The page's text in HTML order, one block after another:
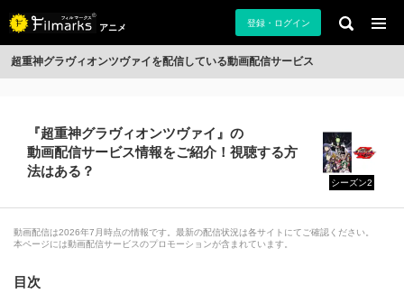
アニメ 登録・ログイン
超重神グラヴィオンツヴァイを配信している動画配信サービス
『超重神グラヴィオンツヴァイ』の
動画配信サービス情報をご紹介！視聴する方
法はある？
シーズン2
動画配信は2026年7月時点の情報です。最新の配信状況は各サイトにてご確認ください。
本ページには動画配信サービスのプロモーションが含まれています。
目次